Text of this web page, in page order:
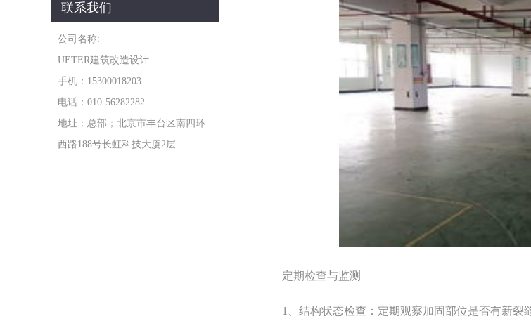
联系我们
公司名称:
UETER建筑改造设计
手机：15300018203
电话：010-56282282
地址：总部；北京市丰台区南四环
西路188号长虹科技大厦2层
定期检查与监测
1、结构状态检查：定期观察加固部位是否有新裂